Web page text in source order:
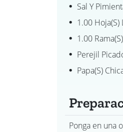
Sal Y
1.00 Hoja(s)
1.00
Perejil
Papa(s)
Ponga en una